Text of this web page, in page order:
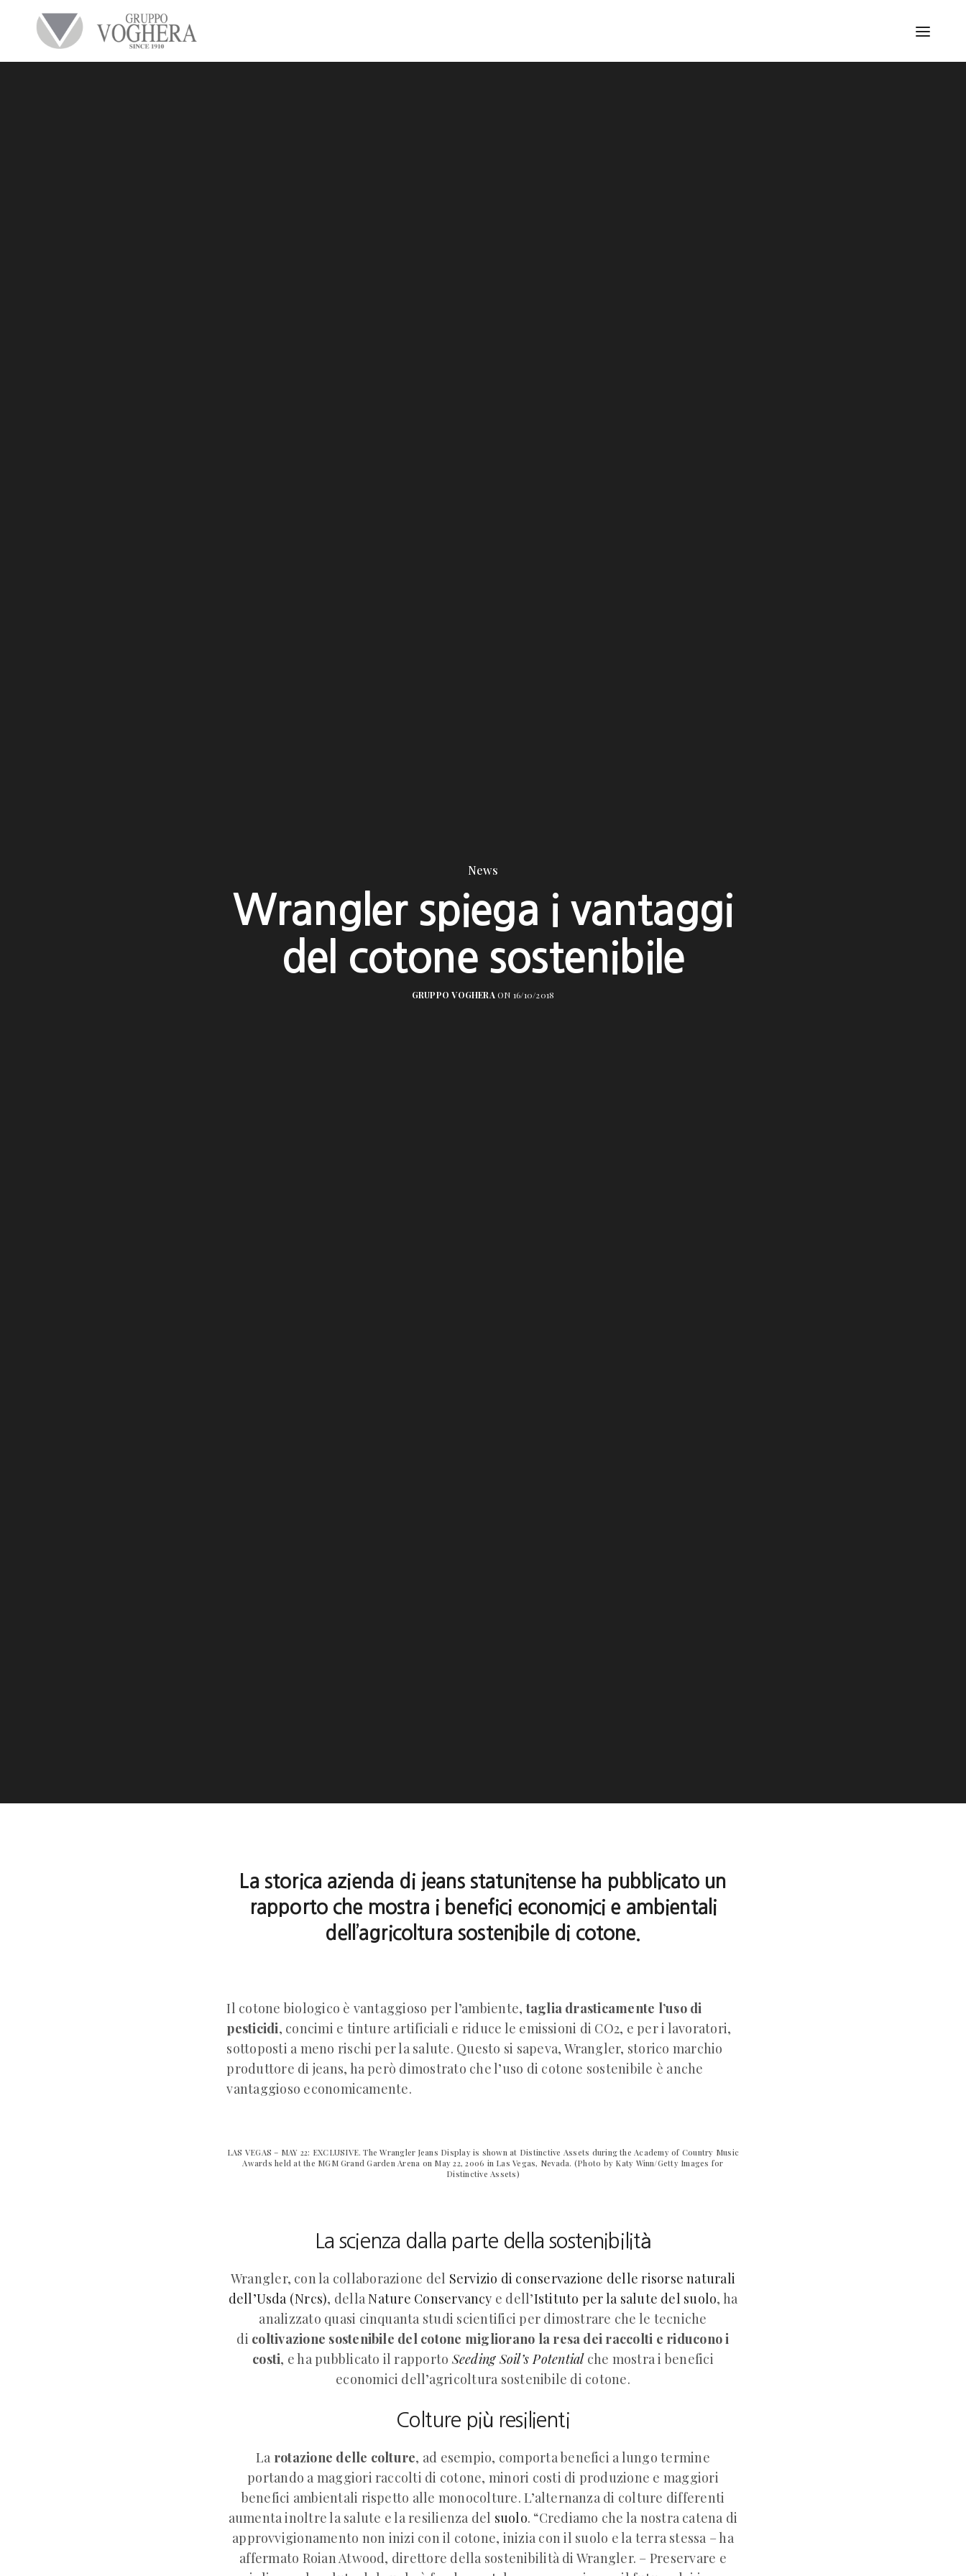
News
Wrangler spiega i vantaggi
del cotone sostenibile
GRUPPO VOGHERAON 16/10/2018
La storica azienda di jeans statunitense ha pubblicato un
rapporto che mostra i benefici economici e ambientali
dell’agricoltura sostenibile di cotone.
Il cotone biologico è vantaggioso per l’ambiente,taglia drasticamente l’uso di
pesticidi, concimi e tinture artificiali e riduce le emissioni di CO2, e per i lavoratori,
sottoposti a meno rischi per la salute. Questo si sapeva, Wrangler, storico marchio
produttore di jeans, ha però dimostrato che l’uso di cotone sostenibile è anche
vantaggioso economicamente.
LAS VEGAS – MAY 22: EXCLUSIVE. The Wrangler Jeans Display is shown at Distinctive Assets during the Academy of Country Music
Awards held at the MGM Grand Garden Arena on May 22, 2006 in Las Vegas, Nevada. (Photo by Katy Winn/Getty Images for
Distinctive Assets)
La scienza dalla parte della sostenibilità
Wrangler, con la collaborazione del Servizio di conservazione delle risorse naturali
dell’Usda (Nrcs), dellaNature Conservancy e dell’Istituto per la salute del suolo, ha
analizzato quasi cinquanta studi scientifici per dimostrare che le tecniche
di coltivazione sostenibile del cotone migliorano la resa dei raccolti e riducono i
costi, e ha pubblicato il rapportoSeeding Soil’s Potential che mostra i benefici
economici dell’agricoltura sostenibile di cotone.
Colture più resilienti
La rotazione delle colture, ad esempio, comporta benefici a lungo termine
portando a maggiori raccolti di cotone, minori costi di produzione e maggiori
benefici ambientali rispetto alle monocolture. L’alternanza di colture differenti
aumenta inoltre la salute e la resilienza del suolo. “Crediamo che la nostra catena di
approvvigionamento non inizi con il cotone, inizia con il suolo e la terra stessa – ha
affermato Roian Atwood, direttore della sostenibilità di Wrangler. – Preservare e